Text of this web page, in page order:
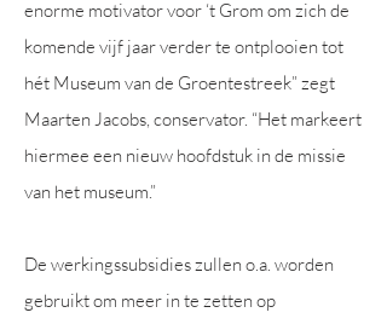
enorme motivator voor ‘t Grom om zich de
komende vijf jaar verder te ontplooien tot
hét Museum van de Groentestreek” zegt
Maarten Jacobs, conservator. “Het markeert
hiermee een nieuw hoofdstuk in de missie
van het museum.”
De werkingssubsidies zullen o.a. worden
gebruikt om meer in te zetten op